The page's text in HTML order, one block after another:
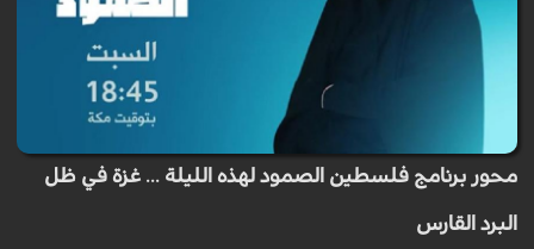
محور برنامج فلسطين الصمود لهذه الليلة ... غزة في ظل
البرد القارس